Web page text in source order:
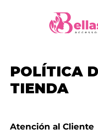
POLÍTICA
TIENDA
Atención al Cliente